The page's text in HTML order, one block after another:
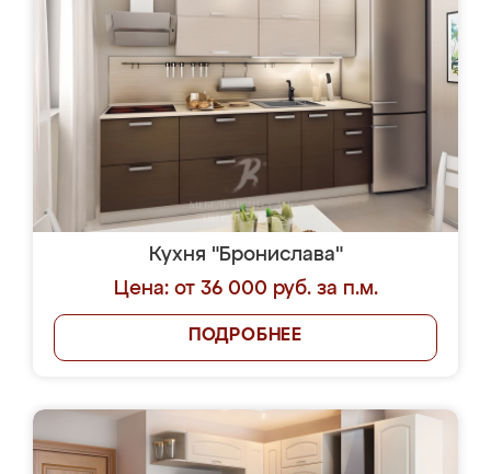
Кухня "Бронислава"
Цена: от 36 000 руб. за п.м.
ПОДРОБНЕЕ